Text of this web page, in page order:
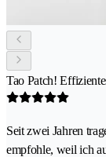
Tao Patch!
Seit zwei Jahren
empfohle, weil ich